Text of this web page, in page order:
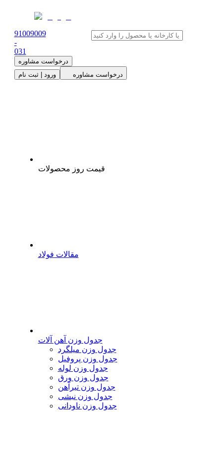
91009009
-
031
درخواست مشاوره
ورود | ثبت نام
درخواست مشاوره
قیمت روز محصولات
مقالات فولاد
جدول وزن آهن آلات
جدول وزن میلگرد
جدول وزن پروفیل
جدول وزن لوله
جدول وزن ورق
جدول وزن تیرآهن
جدول وزن نبشی
جدول وزن ناودانی